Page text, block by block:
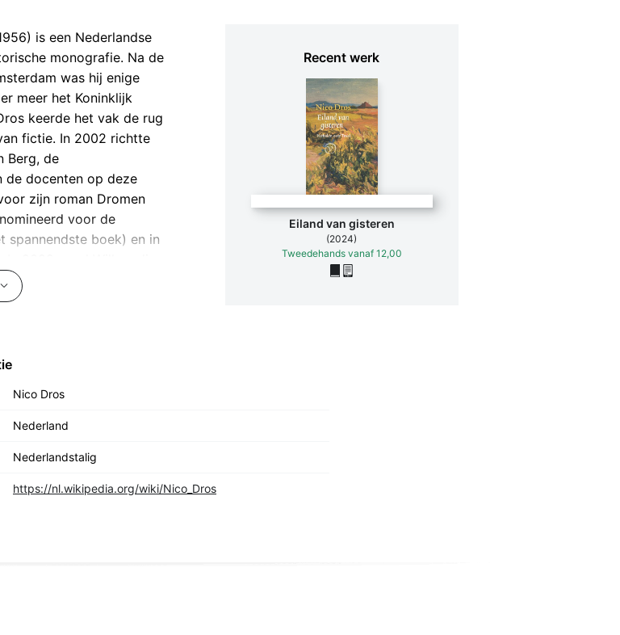
is een Nederlandse
monografie. Na de
was hij enige
meer het Koninklijk
keerde het vak de rug
fictie. In 2002 richtte
Berg, de
de docenten op deze
zijn roman Dromen
voor de
spannendste boek) en in
auteur van Van den
en non-fictie.
Recent werk
Eiland van gisteren
(2024)
Tweedehands vanaf 12,00
Nico Dros
Nederland
Nederlandstalig
https://nl.wikipedia.org/wiki/Nico_Dros